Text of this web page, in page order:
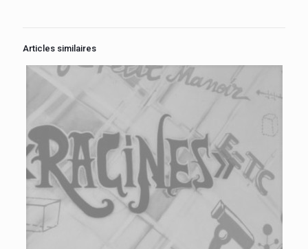
Articles similaires